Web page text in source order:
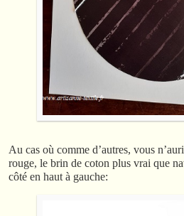
Au cas où comme d’autres, vous
rouge, le brin de coton plus vrai que
côté en haut à gauche: